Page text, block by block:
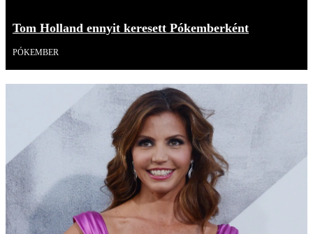
Tom Holland ennyit keresett Pókemberként
PÓKEMBER